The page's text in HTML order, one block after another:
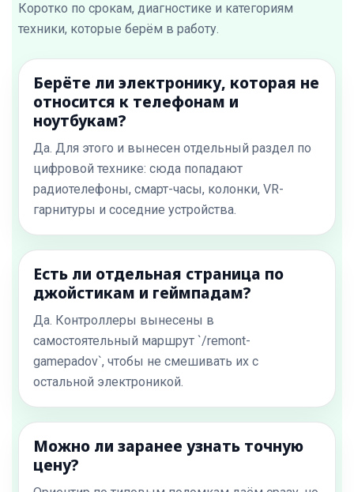
Коротко по срокам, диагностике и категориям
техники, которые берём в работу.
Берёте ли электронику, которая не
относится к телефонам и
ноутбукам?
Да. Для этого и вынесен отдельный раздел по
цифровой технике: сюда попадают
радиотелефоны, смарт-часы, колонки, VR-
гарнитуры и соседние устройства.
Есть ли отдельная страница по
джойстикам и геймпадам?
Да. Контроллеры вынесены в
самостоятельный маршрут `/remont-
gamepadov`, чтобы не смешивать их с
остальной электроникой.
Можно ли заранее узнать точную
цену?